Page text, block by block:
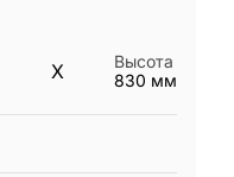
X
Высота
830 мм